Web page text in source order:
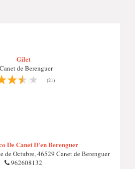
Gilet
de Berenguer
(21)
De Canet D'en Berenguer
de Octubre, 46529 Canet de Berenguer
962608132